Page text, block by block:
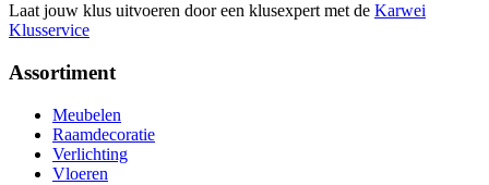
Laat jouw klus uitvoeren door een klusexpert met de Karwei
Klusservice
Assortiment
Meubelen
Raamdecoratie
Verlichting
Vloeren